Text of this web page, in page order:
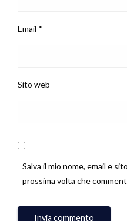
Email *
Sito web
Salva il mio nome, email e
prossima volta che